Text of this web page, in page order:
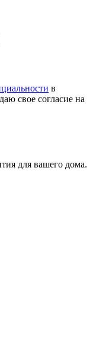
в
свое согласие на
для вашего дома.